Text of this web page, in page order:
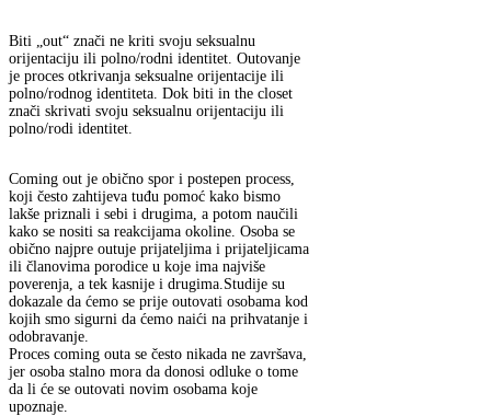
Biti „out“ znači ne kriti svoju seksualnu
orijentaciju ili polno/rodni identitet. Outovanje
je proces otkrivanja seksualne orijentacije ili
polno/rodnog identiteta. Dok biti in the closet
znači skrivati svoju seksualnu orijentaciju ili
polno/rodi identitet.
Coming out je obično spor i postepen process,
koji često zahtijeva tuđu pomoć kako bismo
lakše priznali i sebi i drugima, a potom naučili
kako se nositi sa reakcijama okoline. Osoba se
obično najpre outuje prijateljima i prijateljicama
ili članovima porodice u koje ima najviše
poverenja, a tek kasnije i drugima.Studije su
dokazale da ćemo se prije outovati osobama kod
kojih smo sigurni da ćemo naići na prihvatanje i
odobravanje.
Proces coming outa se često nikada ne završava,
jer osoba stalno mora da donosi odluke o tome
da li će se outovati novim osobama koje
upoznaje.